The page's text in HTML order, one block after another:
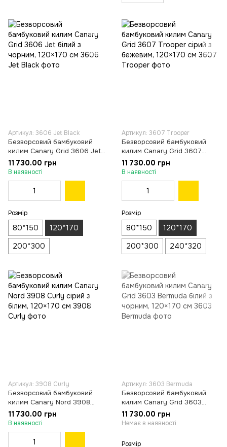
Артикул: 3606 Jet Black
Безворсовий бамбуковий
килим Canary Grid 3606 Jet
білий з чорним, 120×170 см
11 730.00 грн
В наявності
Розмір
80*150
120*170
200*300
Артикул: 3607 Trooper
Безворсовий бамбуковий
килим Canary Grid 3607
Trooper сірий з бежевим,
120×170 см
11 730.00 грн
В наявності
Розмір
80*150
120*170
200*300
240*320
Артикул: 3908 Curly
Безворсовий бамбуковий
килим Canary Nord 3908
Curly сірий з білим, 120×170
см
11 730.00 грн
В наявності
Артикул: 3603 Bermuda
Безворсовий бамбуковий
килим Canary Grid 3603
Bermuda білий з чорним,
120×170 см
11 730.00 грн
Немає в наявності
Розмір